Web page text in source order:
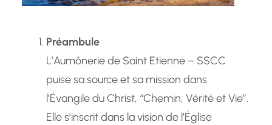
Préambule
L’Aumônerie de Saint Etienne – SSCC
puise sa source et sa mission dans
l’Évangile du Christ, “Chemin, Vérité et Vie”.
Elle s’inscrit dans la vision de l’Église